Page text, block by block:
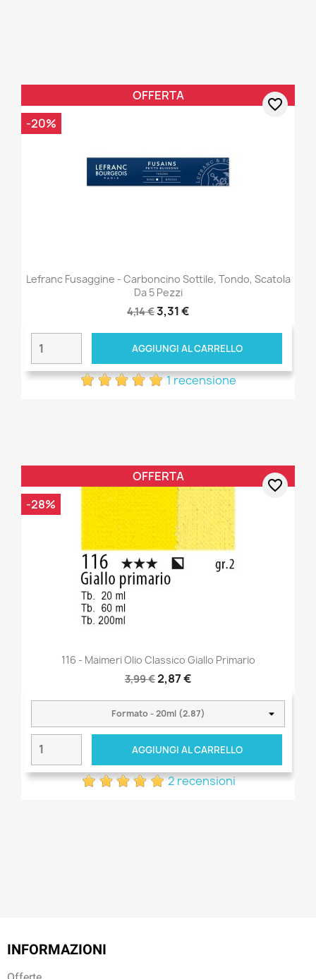
Lefranc Fusaggine - Carboncino Sottile, Tondo, Scatola
Da 5 Pezzi
4,14 €3,31 €
AGGIUNGI AL CARRELLO
1 recensione
OFFERTA
-20%
favorite_border
116 - Maimeri Olio Classico Giallo Primario
3,99 €2,87 €
AGGIUNGI AL CARRELLO
2 recensioni
OFFERTA
-28%
favorite_border
INFORMAZIONI